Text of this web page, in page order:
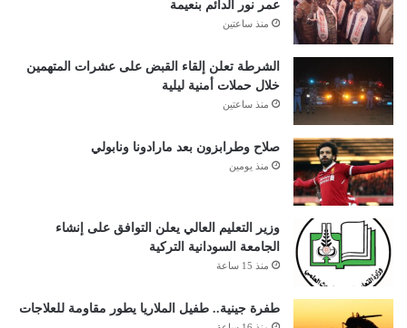
عمر نور الدائم بنعيمة
منذ ساعتين
الشرطة تعلن إلقاء القبض على عشرات المتهمين
خلال حملات أمنية ليلية
منذ ساعتين
صلاح وطرابزون بعد مارادونا ونابولي
منذ يومين
وزير التعليم العالي يعلن التوافق على إنشاء
الجامعة السودانية التركية
منذ 15 ساعة
طفرة جينية.. طفيل الملاريا يطور مقاومة للعلاجات